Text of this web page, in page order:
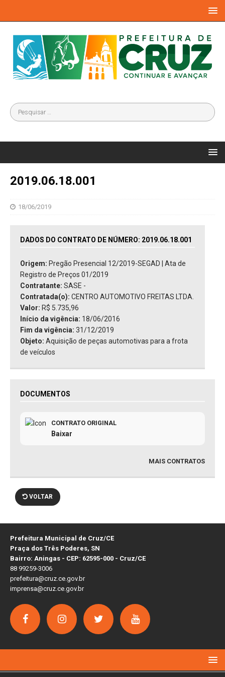
2019.06.18.001
18/06/2019
DADOS DO CONTRATO DE NÚMERO: 2019.06.18.001
Origem: Pregão Presencial 12/2019-SEGAD | Ata de
Registro de Preços 01/2019
Contratante: SASE -
Contratada(o): CENTRO AUTOMOTIVO FREITAS LTDA.
Valor: R$ 5.735,96
Início da vigência: 18/06/2016
Fim da vigência: 31/12/2019
Objeto: Aquisição de peças automotivas para a frota
de veículos
DOCUMENTOS
CONTRATO ORIGINAL
Baixar
MAIS CONTRATOS
VOLTAR
Prefeitura Municipal de Cruz/CE
Praça dos Três Poderes, SN
Bairro: Aningas - CEP: 62595-000 - Cruz/CE
88 99259-3006
prefeitura@cruz.ce.gov.br
imprensa@cruz.ce.gov.br